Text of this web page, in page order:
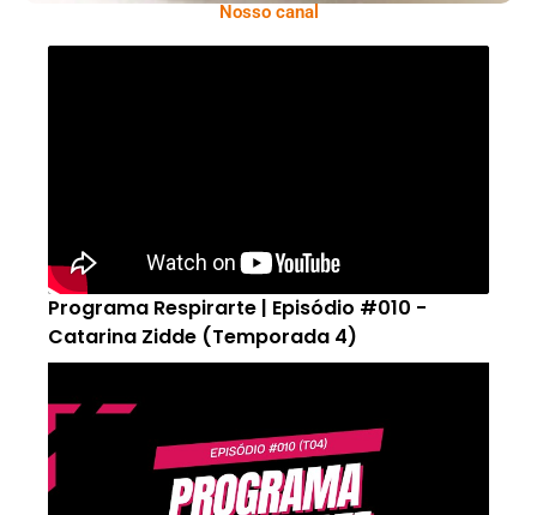
Nosso canal
Programa Respirarte | Episódio #010 -
Catarina Zidde (Temporada 4)